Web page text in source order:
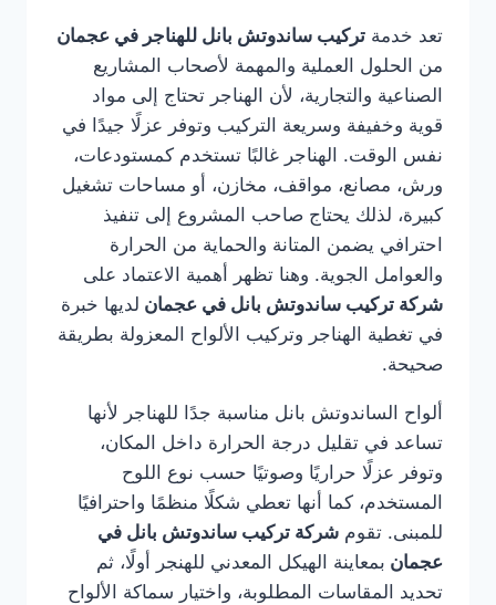
تعد خدمة تركيب ساندوتش بانل للهناجر في عجمان
من الحلول العملية والمهمة لأصحاب المشاريع
الصناعية والتجارية، لأن الهناجر تحتاج إلى مواد
قوية وخفيفة وسريعة التركيب وتوفر عزلًا جيدًا في
نفس الوقت. الهناجر غالبًا تستخدم كمستودعات،
ورش، مصانع، مواقف، مخازن، أو مساحات تشغيل
كبيرة، لذلك يحتاج صاحب المشروع إلى تنفيذ
احترافي يضمن المتانة والحماية من الحرارة
والعوامل الجوية. وهنا تظهر أهمية الاعتماد على
شركة تركيب ساندوتش بانل في عجمان لديها خبرة
في تغطية الهناجر وتركيب الألواح المعزولة بطريقة
صحيحة.
ألواح الساندوتش بانل مناسبة جدًا للهناجر لأنها
تساعد في تقليل درجة الحرارة داخل المكان،
وتوفر عزلًا حراريًا وصوتيًا حسب نوع اللوح
المستخدم، كما أنها تعطي شكلًا منظمًا واحترافيًا
للمبنى. تقوم شركة تركيب ساندوتش بانل في
عجمان بمعاينة الهيكل المعدني للهنجر أولًا، ثم
تحديد المقاسات المطلوبة، واختيار سماكة الألواح